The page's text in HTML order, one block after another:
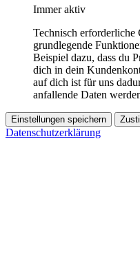
Immer aktiv
Technisch erforderliche
grundlegende
Beispiel dazu, dass du
dich in dein
auf dich ist für uns
anfallende Daten
Einstellungen speichern
Datenschutzerklärung